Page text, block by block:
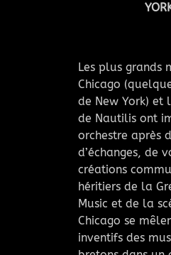
Les plus grands
Chicago
de New York) et
de Nautilis ont
orchestre après
d’échanges, de
créations
héritiers de la
Music et de la
Chicago se
inventifs des